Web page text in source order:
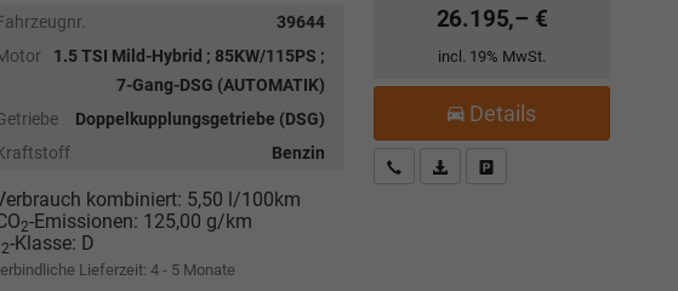
39644
1.5 TSI Mild-Hybrid ; 85KW/115PS ;
7-Gang-DSG (AUTOMATIK)
Doppelkupplungsgetriebe (DSG)
Benzin
kombiniert: 5,50 l/100km
2-Emissionen: 125,00 g/km
2-Klasse: D
Lieferzeit: 4 - 5 Monate
26.195,– €
incl. 19% MwSt.
Details
Kostenloser Rückruf-Service
PDF-Datei, Fahrzeugexposé